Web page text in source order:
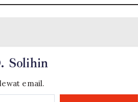
Solihin
email.